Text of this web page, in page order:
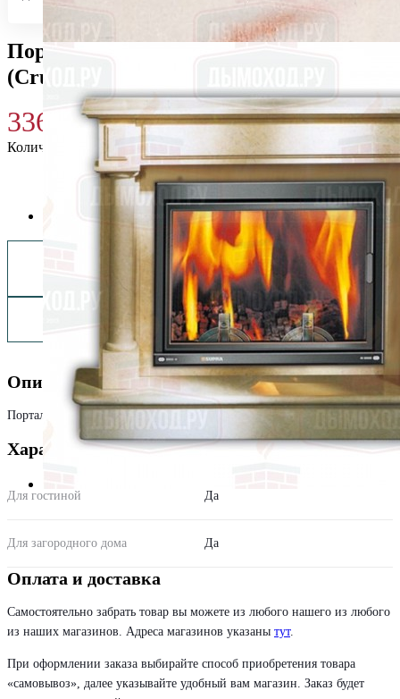
Портал DAMASO, Crema Portugues
(Crumar)
336 900 ₽
Количество
Купить 336 900 ₽
Заказать монтаж изделия
Описание
Портал из мрамора Crema Portugues.
Характеристики
Для гостиной Да
Для загородного дома Да
Оплата и доставка
Самостоятельно забрать товар вы можете из любого нашего из любого
из наших магазинов. Адреса магазинов указаны тут.
При оформлении заказа выбирайте способ приобретения товара
«самовывоз», далее указывайте удобный вам магазин. Заказ будет